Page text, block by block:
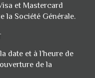
et Mastercard
la Société Générale.
date et à l’heure de
de la